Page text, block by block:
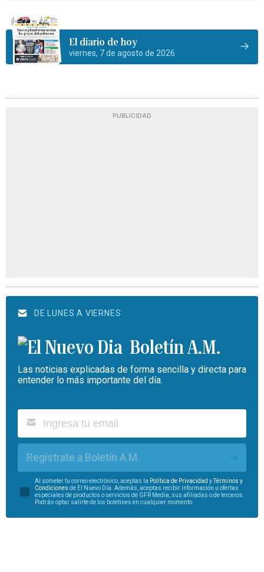
El diario de hoy
viernes, 7 de agosto de 2026
PUBLICIDAD
DE LUNES A VIERNES
Boletín A.M.
Las noticias explicadas de forma sencilla y directa para
entender lo más importante del día.
Regístrate a Boletín A.M.
Al someter tu correo electrónico, aceptas la Política de Privacidad yTérminos y
Condiciones de El Nuevo Día. Además, aceptas recibir información u ofertas
especiales de productos o servicios de GFR Media, sus afiliadas o de terceros.
Podrás optar salirte de los boletines en cualquier momento.